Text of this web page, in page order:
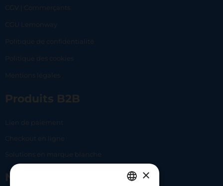
CGV | Commerçants
CGU Lemonway
Politique de confidentialité
Politique des cookies
Mentions légales
Produits B2B
Lien de paiement
Checkout en ligne
Solutions en marque blanche
Nous contacter ×